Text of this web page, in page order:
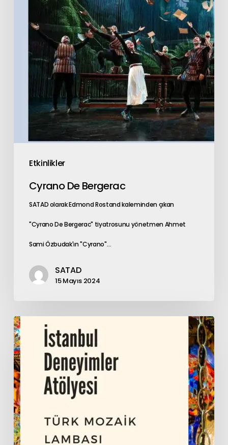
Etkinlikler
Cyrano De Bergerac
SATAD olarak Edmond Rostand kaleminden çıkan
"Cyrano De Bergerac" tiyatrosunu yönetmen Ahmet
Sami Özbudak'ın "Cyrano"…
SATAD
15 Mayıs 2024